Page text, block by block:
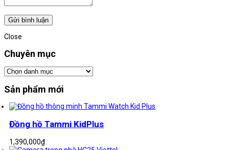
Close
Chuyên mục
Chuyên
mục
Sản phẩm mới
Đồng hồ Tammi KidPlus
1,390,000₫